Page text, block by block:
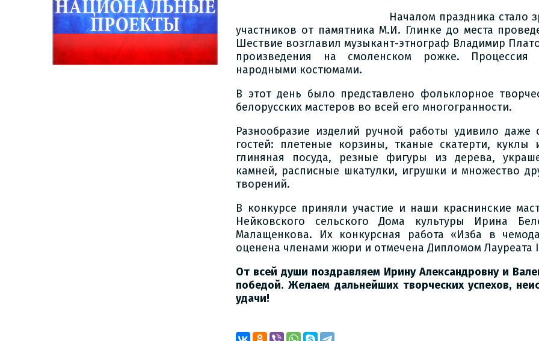
Началом праздника стало
участников от памятника М.И. Глинке до места
Шествие возглавил музыкант-этнограф Владимир
произведения на смоленском рожке. Процессия
народными костюмами.
В этот день было представлено фольклорное
белорусских мастеров во всей его многогранности.
Разнообразие изделий ручной работы удивило даже
гостей: плетеные корзины, тканые скатерти, куклы
глиняная посуда, резные фигуры из дерева,
камней, расписные шкатулки, игрушки и множество
творений.
В конкурсе приняли участие и наши краснинские
Нейковского сельского Дома культуры Ирина
Малащенкова. Их конкурсная работа «Изба в
оценена членами жюри и отмечена Дипломом Лауреата
От всей души поздравляем Ирину Александровну и
победой. Желаем дальнейших творческих успехов,
удачи!